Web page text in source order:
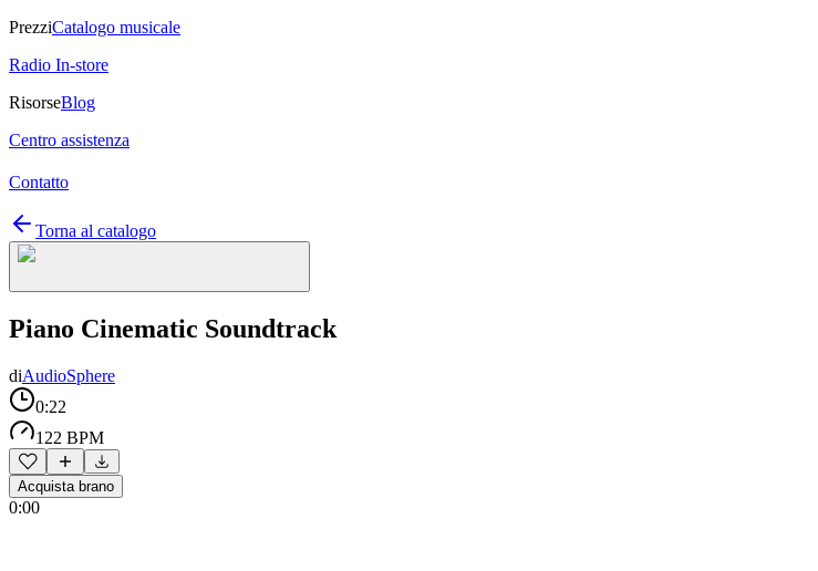
PrezziCatalogo musicale
Radio In-store
RisorseBlog
Centro assistenza
Contatto
Torna al catalogo
Piano Cinematic Soundtrack
diAudioSphere
0:22
122 BPM
Acquista brano
0:00